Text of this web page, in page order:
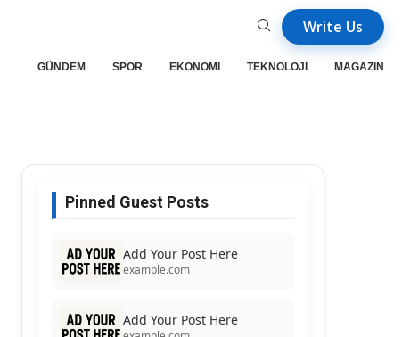
Write Us
GÜNDEM SPOR EKONOMI TEKNOLOJI MAGAZIN
Pinned Guest Posts
Add Your Post Here
example.com
Add Your Post Here